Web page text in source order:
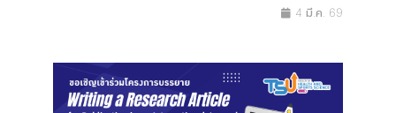
4 มี.ค. 69